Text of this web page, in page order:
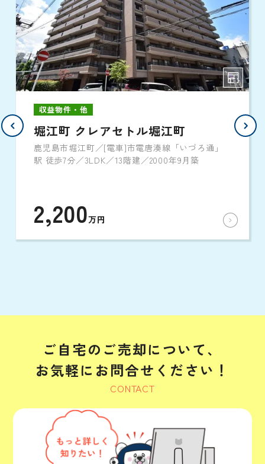
収益物件・他
堀江町 クレアセトル堀江町
鹿児島市堀江町／[電車]市電唐湊線「いづろ通」
駅 徒歩7分／3LDK／13階建／2000年9月築
2,200万円
ご自宅のご売却について、
お気軽にお問合せください！
CONTACT